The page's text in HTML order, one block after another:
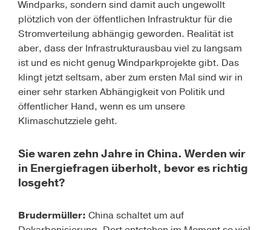
Windparks, sondern sind damit auch ungewollt
plötzlich von der öffentlichen Infrastruktur für die
Stromverteilung abhängig geworden. Realität ist
aber, dass der Infrastrukturausbau viel zu langsam
ist und es nicht genug Windparkprojekte gibt. Das
klingt jetzt seltsam, aber zum ersten Mal sind wir in
einer sehr starken Abhängigkeit von Politik und
öffentlicher Hand, wenn es um unsere
Klimaschutzziele geht.
Sie waren zehn Jahre in China. Werden wir
in Energiefragen überholt, bevor es richtig
losgeht?
Brudermüller: China schaltet um auf